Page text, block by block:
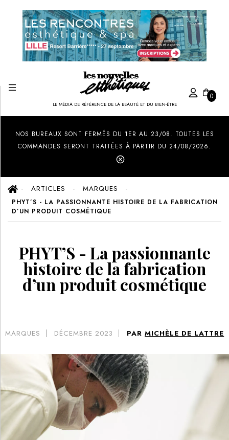
LE MÉDIA DE RÉFÉRENCE DE LA BEAUTÉ ET DU BIEN-ÊTRE
0
NOS BUREAUX SONT FERMÉS DU 1ER AU 23/08. TOUTES LES
COMMANDES SERONT TRAITÉES À PARTIR DU 24/08/2026.
ARTICLES MARQUES
PHYT’S - LA PASSIONNANTE HISTOIRE DE LA FABRICATION
D’UN PRODUIT COSMÉTIQUE
PHYT’S - La passionnante
histoire de la fabrication
d’un produit cosmétique
MARQUES DÉCEMBRE 2023 PAR MICHÈLE DE LATTRE